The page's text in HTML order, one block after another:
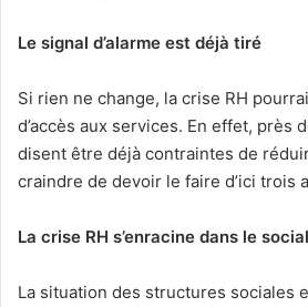
Le signal d’alarme est déjà tiré
Si rien ne change, la crise RH
d’accès aux services. En effet, près
disent être déjà contraintes de
craindre de devoir le faire d’ici trois
La crise RH s’enracine dans le social
La situation des structures sociales